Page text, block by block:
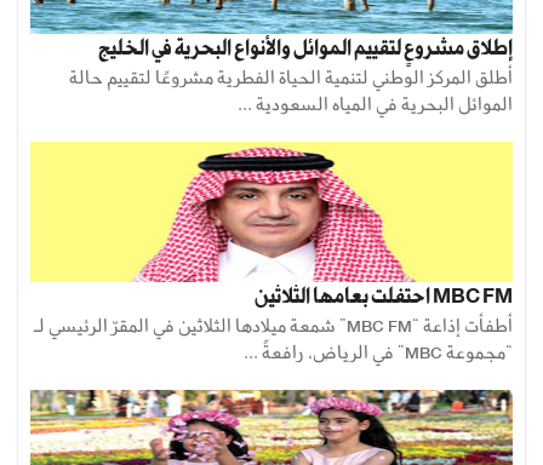
إطلاق مشروعٍ لتقييم الموائل والأنواع البحرية في الخليج
أطلق المركز الوطني لتنمية الحياة الفطرية مشروعًا لتقييم حالة
الموائل البحرية في المياه السعودية ...
MBC FM احتفلت بعامها الثلاثين
أطفأت إذاعة “MBC FM” شمعة ميلادها الثلاثين في المقرّ الرئيسي لـ
“مجموعة MBC” في الرياض، رافعةً ...